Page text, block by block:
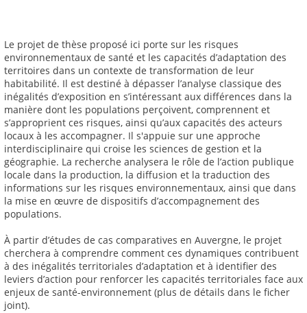
Le projet de thèse proposé ici porte sur les risques
environnementaux de santé et les capacités d’adaptation des
territoires dans un contexte de transformation de leur
habitabilité. Il est destiné à dépasser l’analyse classique des
inégalités d’exposition en s’intéressant aux différences dans la
manière dont les populations perçoivent, comprennent et
s’approprient ces risques, ainsi qu’aux capacités des acteurs
locaux à les accompagner. Il s'appuie sur une approche
interdisciplinaire qui croise les sciences de gestion et la
géographie. La recherche analysera le rôle de l’action publique
locale dans la production, la diffusion et la traduction des
informations sur les risques environnementaux, ainsi que dans
la mise en œuvre de dispositifs d’accompagnement des
populations.
À partir d’études de cas comparatives en Auvergne, le projet
cherchera à comprendre comment ces dynamiques contribuent
à des inégalités territoriales d’adaptation et à identifier des
leviers d’action pour renforcer les capacités territoriales face aux
enjeux de santé-environnement (plus de détails dans le ficher
joint).